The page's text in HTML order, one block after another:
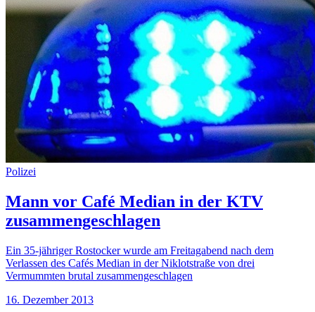
Polizei
Mann vor Café Median in der KTV
zusammengeschlagen
Ein 35-jähriger Rostocker wurde am Freitagabend nach dem
Verlassen des Cafés Median in der Niklotstraße von drei
Vermummten brutal zusammengeschlagen
16. Dezember 2013